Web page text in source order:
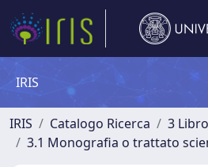
IRIS
IRIS Catalogo Ricerca
3 Libro
3.1 Monografia o trattato